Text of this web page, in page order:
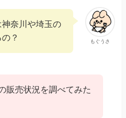
もぐうさ
奈川や埼玉の
？
販売状況を調べてみた